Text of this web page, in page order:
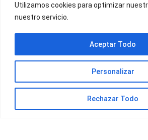
Utilizamos cookies para optimizar
nuestro servicio.
Personalizar
Rechazar Todo
Aceptar Todo